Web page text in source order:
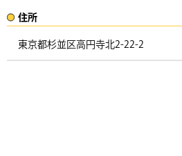
住所​​
東京都杉並区高円寺北2-22-2 ​